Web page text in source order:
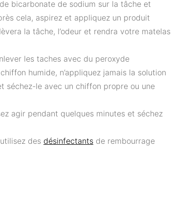
bicarbonate de sodium sur la tâche et
cela, aspirez et appliquez un produit
la tâche, l’odeur et rendra votre matelas
les taches avec du peroxyde
humide, n’appliquez jamais la solution
séchez-le avec un chiffon propre ou une
agir pendant quelques minutes et séchez
des désinfectants de rembourrage